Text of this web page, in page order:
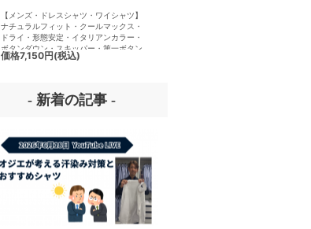
【メンズ・ドレスシャツ・ワイシャツ】
ナチュラルフィット・クールマックス・
ドライ・形態安定・イタリアンカラー・
ボタンダウン・スキッパー・第一ボタン
無し
価格7,150円(税込)
- 新着の記事 -